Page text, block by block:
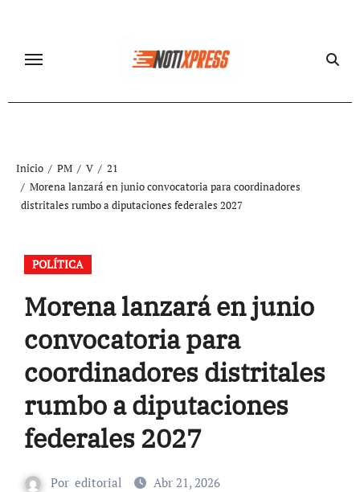
contenido
Inicio PM V
21
Morena lanzará en junio convocatoria para coordinadores
distritales rumbo a diputaciones federales 2027
POLÍTICA
Morena lanzará en junio
convocatoria para
coordinadores distritales
rumbo a diputaciones
federales 2027
Por editorial Abr 21, 2026